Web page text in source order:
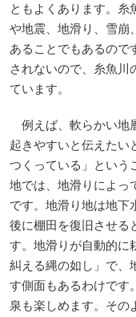
ともよくあります。糸
や地震、地滑り、雪崩
あることでもあるので
されないので、糸魚川
ています。
例えば、軟らかい地
起きやすいと伝えたい
つくっている」という
地では、地滑りによっ
です。地滑り地は地下
後に棚田を復旧させる
す。地滑りが自動的に
糾える縄の如し」で、
す側面もあるわけです
泉も楽しめます。その